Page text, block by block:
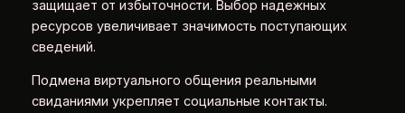
защищает от избыточности. Выбор надежных
ресурсов увеличивает значимость поступающих
сведений.
Подмена виртуального общения реальными
свиданиями укрепляет социальные контакты.